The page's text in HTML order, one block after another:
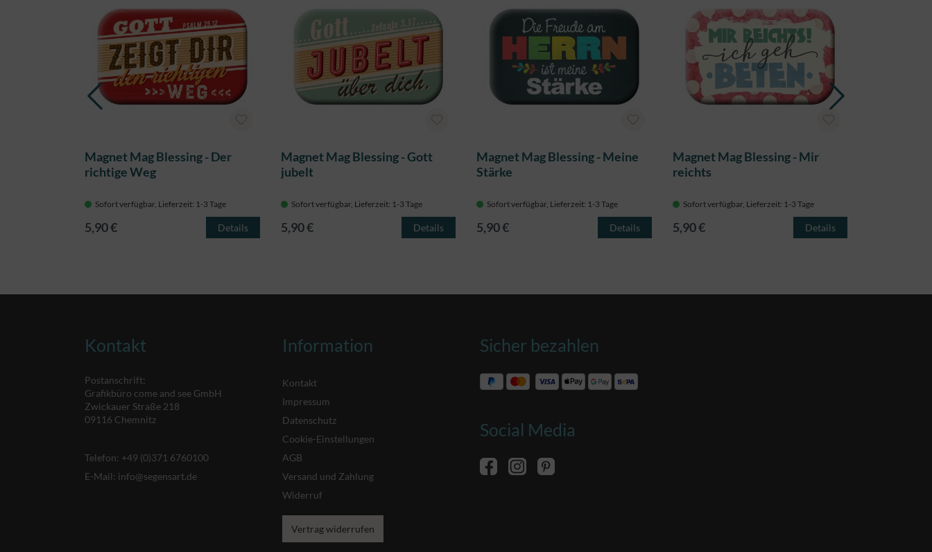
Magnet Mag Blessing - Der
richtige Weg
Sofort verfügbar, Lieferzeit: 1-3 Tage
5,90 € Details
Magnet Mag Blessing - Gott
jubelt
Sofort verfügbar, Lieferzeit: 1-3 Tage
5,90 € Details
Magnet Mag Blessing - Meine
Stärke
Sofort verfügbar, Lieferzeit: 1-3 Tage
5,90 € Details
Magnet Mag Blessing - Mir
reichts
Sofort verfügbar, Lieferzeit: 1-3 Tage
5,90 € Details
Kontakt
Postanschrift:
Grafikbüro come and see GmbH
Zwickauer Straße 218
09116 Chemnitz
Telefon: +49 (0)371 6760100
E-Mail: info@segensart.de
Information
Kontakt
Impressum
Datenschutz
Cookie-Einstellungen
AGB
Versand und Zahlung
Widerruf
Vertrag widerrufen
Sicher bezahlen
Social Media